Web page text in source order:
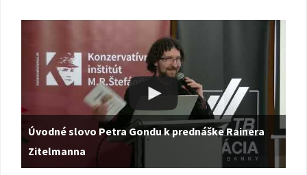
Úvodné slovo Petra Gondu k prednáške Rainera
Zitelmanna